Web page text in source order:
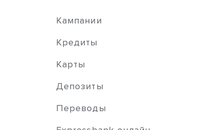
Кампании
Кредиты
Карты
Депозиты
Переводы